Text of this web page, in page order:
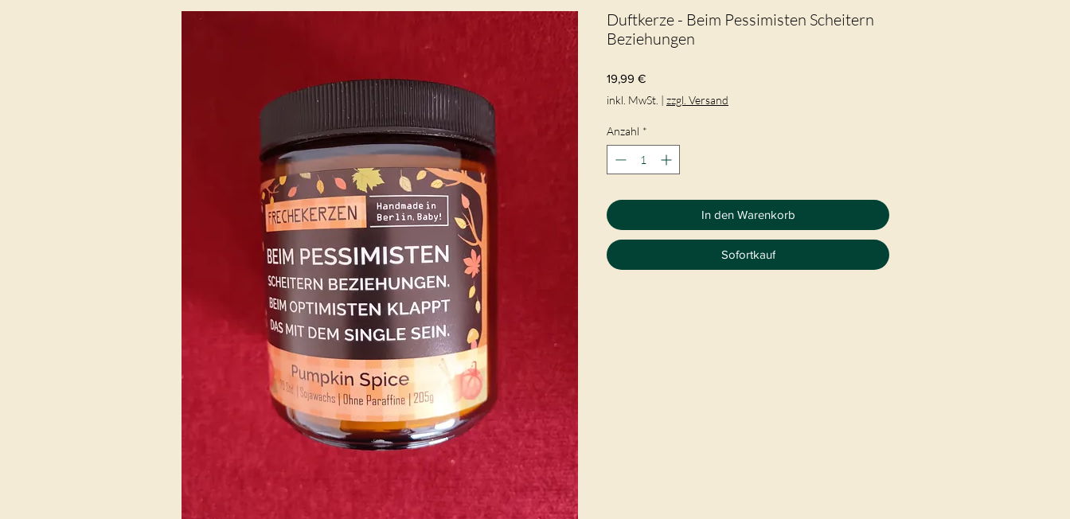
Duftkerze - Beim Pessimisten Scheitern
Beziehungen
19,99 €Preis
inkl. MwSt. | zzgl. Versand
Anzahl *
In den Warenkorb
Sofortkauf